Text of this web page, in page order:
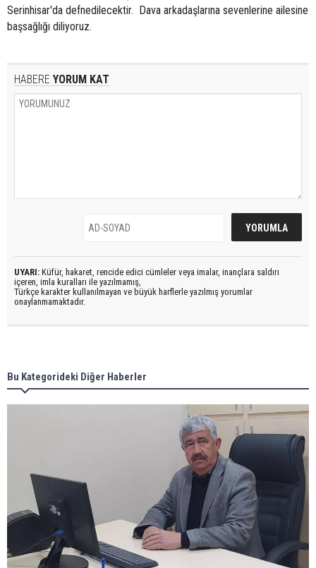
Serinhisar'da defnedilecektir. Dava arkadaşlarına sevenlerine ailesine
başsağlığı diliyoruz.
HABERE YORUM KAT
UYARI: Küfür, hakaret, rencide edici cümleler veya imalar, inançlara saldırı
içeren, imla kuralları ile yazılmamış,
Türkçe karakter kullanılmayan ve büyük harflerle yazılmış yorumlar
onaylanmamaktadır.
Bu Kategorideki Diğer Haberler